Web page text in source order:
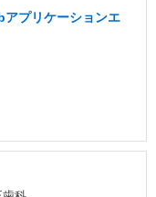
アプリケーションエ